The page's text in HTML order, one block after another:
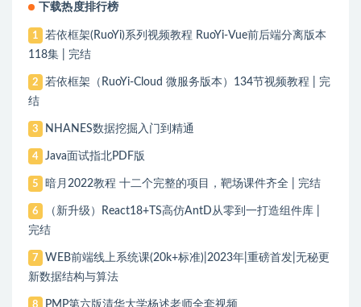
下载热度排行榜
1
若依框架(RuoYi)系列视频教程 RuoYi-Vue前后端分离版本
118集 | 完结
2
若依框架（RuoYi-Cloud 微服务版本）134节视频教程 | 完
结
3 NHANES数据挖掘入门到精通
4 Java面试指北PDF版
5 暗月2022教程 十二个完整的项目，靶场课件齐全 | 完结
6
（新升级）React18+TS高仿AntD从零到一打造组件库 |
完结
7
WEB前端线上系统课(20k+标准)|2023年|重磅首发|无秘更
新数据结构与算法
8 PMP第六版清华大学杨述老师全套视频